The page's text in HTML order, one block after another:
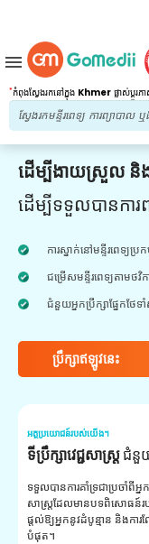
*កំពុងស្វែងរកនៅក្នុង Khmer ផ្លាស់ប្តូរ
menu
ដើម្បីងាយស្រួល និ
ដើម្បីទទួលបានការ
ការស្នាក់នៅមន្ទីរពេទ្យ
ជម្រើសមន្ទីរពេទ្យតាមថវិ
ជំនួយអ្នកប្រឹក្សាផ្នែកថែ
ប្រឹក្សាឥឡូវនេះ
អត្ថប្រយោជន៍របស់យើង។
ទីប្រឹក្សាវេជ្ជសាស្ត្រជំនួ
ទទួលបានការគាំទ្រជាប្រចាំពីអ្នក
សាស្ត្រដែលមានបទពិសោធន៍
ផ្តល់ឱ្យអ្នកនូវដំបូន្មាន និងកា
បំផុត។